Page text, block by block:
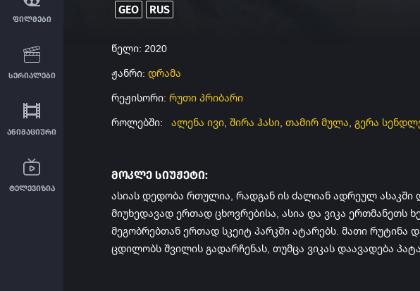
ფილმები
სერიალები
ანიმაციური
ტელევიზია
GEO RUS
წელი: 2020
ჟანრი: დრამა
რეჟისორი: რუთი პრიბარი
როლებში:
ალენა ივი, შირა ჰასი, თამირ მულა, გერა
მოკლე სიუჟეტი:
ასიას დედობა რთულია, რადგან ის ძალიან ადრეულ
მიუხედავად ერთად ცხოვრებისა, ასია და ვიკა ერთმანეთს
მეგობრებთან ერთად სკეიტ პარკში ატარებს. მათი რუტინა
ცდილობს შვილის გადარჩენას, თუმცა ვიკას დაავადება